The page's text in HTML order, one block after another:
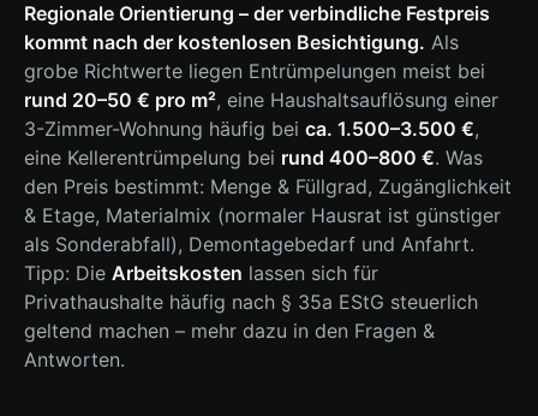
Regionale Orientierung – der verbindliche Festpreis
kommt nach der kostenlosen Besichtigung. Als
grobe Richtwerte liegen Entrümpelungen meist bei
rund 20–50 € pro m², eine Haushaltsauflösung einer
3-Zimmer-Wohnung häufig bei ca. 1.500–3.500 €,
eine Kellerentrümpelung bei rund 400–800 €. Was
den Preis bestimmt: Menge & Füllgrad, Zugänglichkeit
& Etage, Materialmix (normaler Hausrat ist günstiger
als Sonderabfall), Demontagebedarf und Anfahrt.
Tipp: Die Arbeitskosten lassen sich für
Privathaushalte häufig nach § 35a EStG steuerlich
geltend machen – mehr dazu in den Fragen &
Antworten.